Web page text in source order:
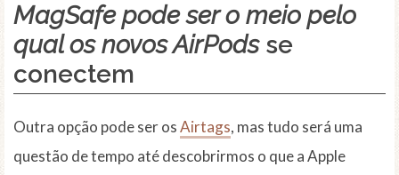
MagSafe pode ser o meio pelo
qual os novos AirPodsse
conectem
Outra opção pode ser osAirtags, mas tudo será uma
questão de tempo até descobrirmos o que a Apple